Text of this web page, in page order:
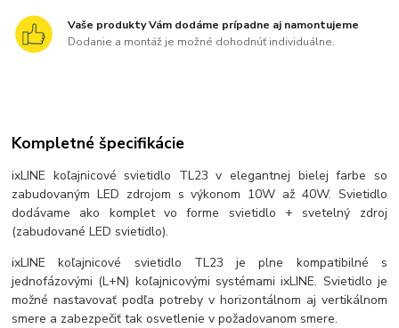
Vaše produkty Vám dodáme prípadne aj namontujeme
Dodanie a montáž je možné dohodnúť individuálne.
Kompletné špecifikácie
ixLINE koľajnicové svietidlo TL23 v elegantnej bielej farbe so
zabudovaným LED zdrojom s výkonom 10W až 40W. Svietidlo
dodávame ako komplet vo forme svietidlo + svetelný zdroj
(zabudované LED svietidlo).
ixLINE koľajnicové svietidlo TL23 je plne kompatibilné s
jednofázovými (L+N) koľajnicovými systémami ixLINE. Svietidlo je
možné nastavovať podľa potreby v horizontálnom aj vertikálnom
smere a zabezpečiť tak osvetlenie v požadovanom smere.